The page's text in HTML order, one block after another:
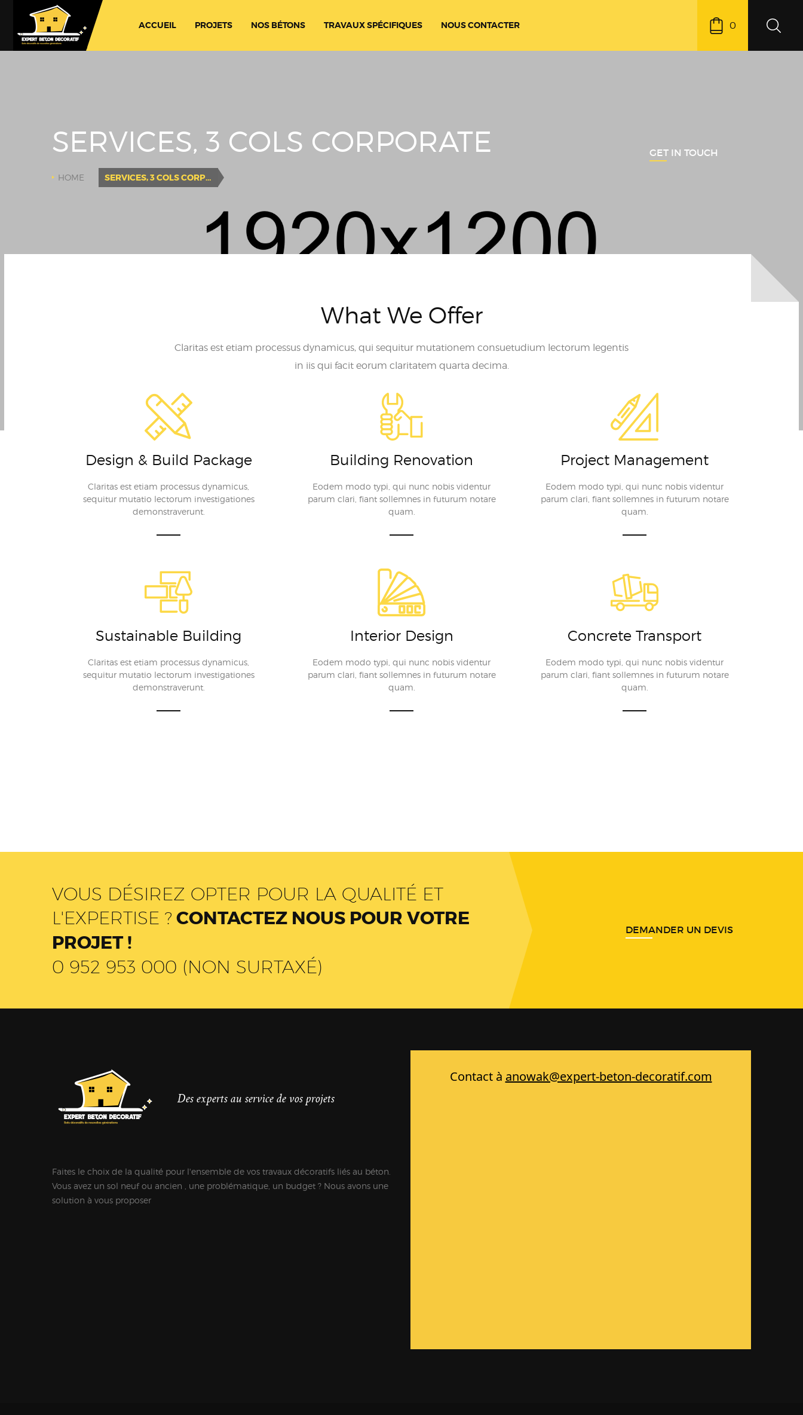
ACCUEIL PROJETS NOS BÉTONS TRAVAUX SPÉCIFIQUES NOUS CONTACTER 0
SERVICES, 3 COLS CORPORATE
HOME SERVICES, 3 COLS CORPORATE
GET IN TOUCH
What We Offer
Claritas est etiam processus dynamicus, qui sequitur mutationem consuetudium lectorum legentis
in iis qui facit eorum claritatem quarta decima.
Design & Build Package
Claritas est etiam processus dynamicus,
sequitur mutatio lectorum investigationes
demonstraverunt.
Building Renovation
Eodem modo typi, qui nunc nobis videntur
parum clari, fiant sollemnes in futurum notare
quam.
Project Management
Eodem modo typi, qui nunc nobis videntur
parum clari, fiant sollemnes in futurum notare
quam.
Sustainable Building
Claritas est etiam processus dynamicus,
sequitur mutatio lectorum investigationes
demonstraverunt.
Interior Design
Eodem modo typi, qui nunc nobis videntur
parum clari, fiant sollemnes in futurum notare
quam.
Concrete Transport
Eodem modo typi, qui nunc nobis videntur
parum clari, fiant sollemnes in futurum notare
quam.
VOUS DÉSIREZ OPTER POUR LA QUALITÉ ET
L'EXPERTISE ? CONTACTEZ NOUS POUR VOTRE
PROJET !
0 952 953 000 (NON SURTAXÉ)
DEMANDER UN DEVIS
Des experts au service de vos projets
Faites le choix de la qualité pour l'ensemble de vos travaux décoratifs liés au béton.
Vous avez un sol neuf ou ancien , une problématique, un budget ? Nous avons une
solution à vous proposer